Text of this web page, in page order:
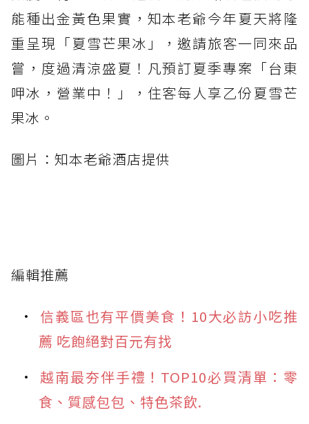
能種出金黃色果實，知本老爺今年夏天將隆
重呈現「夏雪芒果冰」，邀請旅客一同來品
嘗，度過清涼盛夏！凡預訂夏季專案「台東
呷冰，營業中！」，住客每人享乙份夏雪芒
果冰。
圖片：知本老爺酒店提供
編輯推薦
信義區也有平價美食！10大必訪小吃推
薦 吃飽絕對百元有找
越南最夯伴手禮！TOP10必買清單：零
食、質感包包、特色茶飲.